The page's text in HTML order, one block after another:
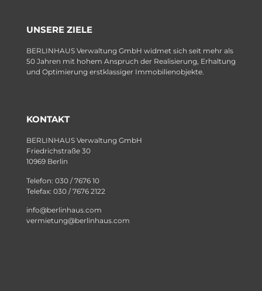
UNSERE ZIELE
BERLINHAUS Verwaltung GmbH widmet sich seit mehr als
50 Jahren mit hohem Anspruch der Realisierung, Erhaltung
und Optimierung erstklassiger Immobilienobjekte.
KONTAKT
BERLINHAUS Verwaltung GmbH
Friedrichstraße 30
10969 Berlin
Telefon: 030 / 7676 10
Telefax: 030 / 7676 2122
info@berlinhaus.com
vermietung@berlinhaus.com